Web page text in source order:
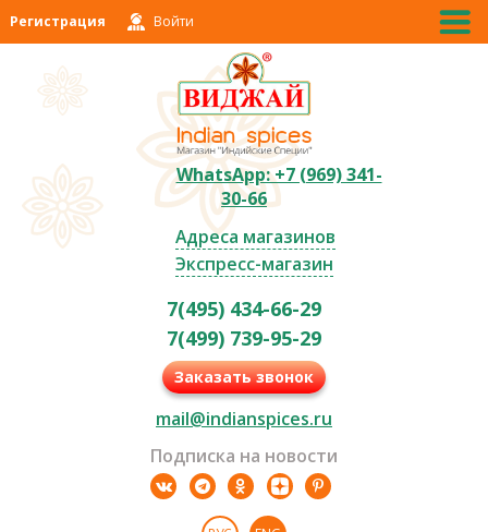
Регистрация Войти
WhatsApp: +7 (969) 341-
30-66
Адреса магазинов
Экспресс-магазин
7(495) 434-66-29
7(499) 739-95-29
Заказать звонок
mail@indianspices.ru
Подписка на новости